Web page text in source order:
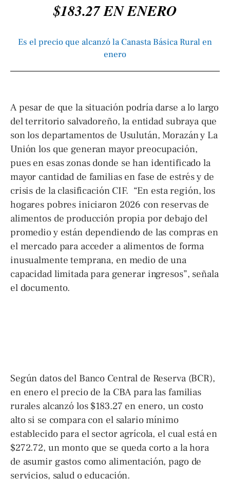
$183.27 EN ENERO
Es el precio que alcanzó la Canasta Básica Rural en
enero
A pesar de que la situación podría darse a lo largo
del territorio salvadoreño, la entidad subraya que
son los departamentos de Usulután, Morazán y La
Unión los que generan mayor preocupación,
pues en esas zonas donde se han identificado la
mayor cantidad de familias en fase de estrés y de
crisis de la clasificación CIF. “En esta región, los
hogares pobres iniciaron 2026 con reservas de
alimentos de producción propia por debajo del
promedio y están dependiendo de las compras en
el mercado para acceder a alimentos de forma
inusualmente temprana, en medio de una
capacidad limitada para generar ingresos”, señala
el documento.
Según datos del Banco Central de Reserva (BCR),
en enero el precio de la CBA para las familias
rurales alcanzó los $183.27 en enero, un costo
alto si se compara con el salario mínimo
establecido para el sector agrícola, el cual está en
$272.72, un monto que se queda corto a la hora
de asumir gastos como alimentación, pago de
servicios, salud o educación.